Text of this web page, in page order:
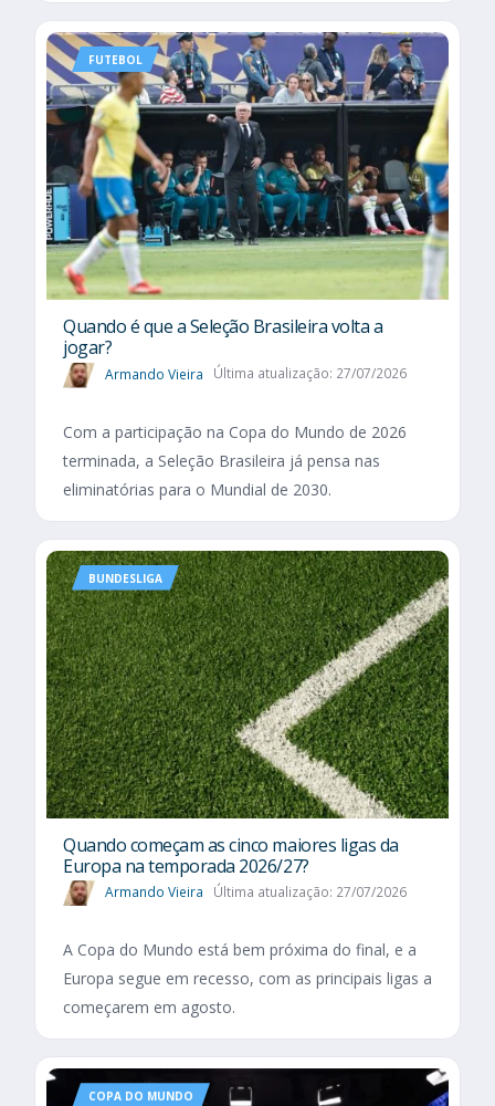
FUTEBOL
Quando é que a Seleção Brasileira volta a
jogar?
Armando Vieira Última atualização: 27/07/2026
Com a participação na Copa do Mundo de 2026
terminada, a Seleção Brasileira já pensa nas
eliminatórias para o Mundial de 2030.
BUNDESLIGA
Quando começam as cinco maiores ligas da
Europa na temporada 2026/27?
Armando Vieira Última atualização: 27/07/2026
A Copa do Mundo está bem próxima do final, e a
Europa segue em recesso, com as principais ligas a
começarem em agosto.
COPA DO MUNDO